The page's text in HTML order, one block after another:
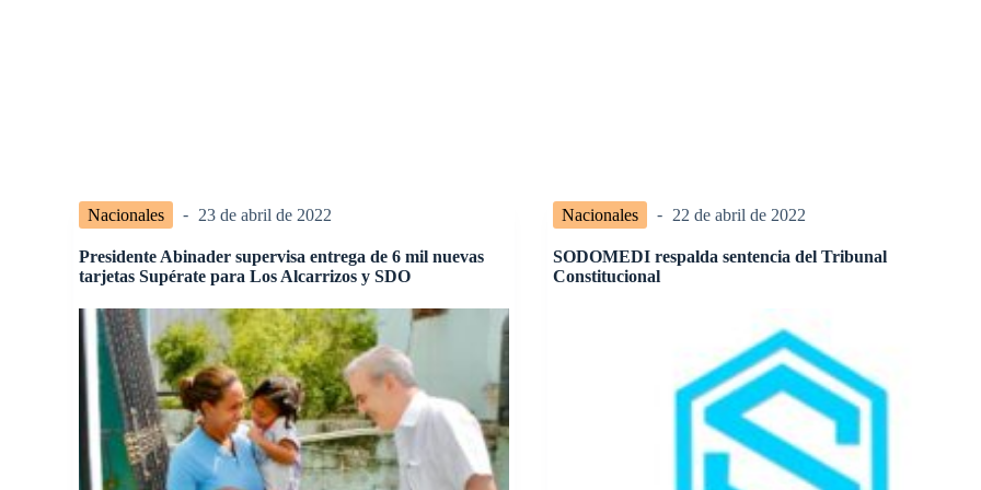
Nacionales 23 de abril de 2022
Presidente Abinader supervisa entrega de 6 mil nuevas
tarjetas Supérate para Los Alcarrizos y SDO
Nacionales 22 de abril de 2022
SODOMEDI respalda sentencia del Tribunal
Constitucional